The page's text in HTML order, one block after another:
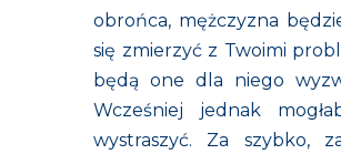
obrońca, mężczyzna
się zmierzyć z Twoimi
będą one dla niego
Wcześniej jednak
wystraszyć. Za szybko,